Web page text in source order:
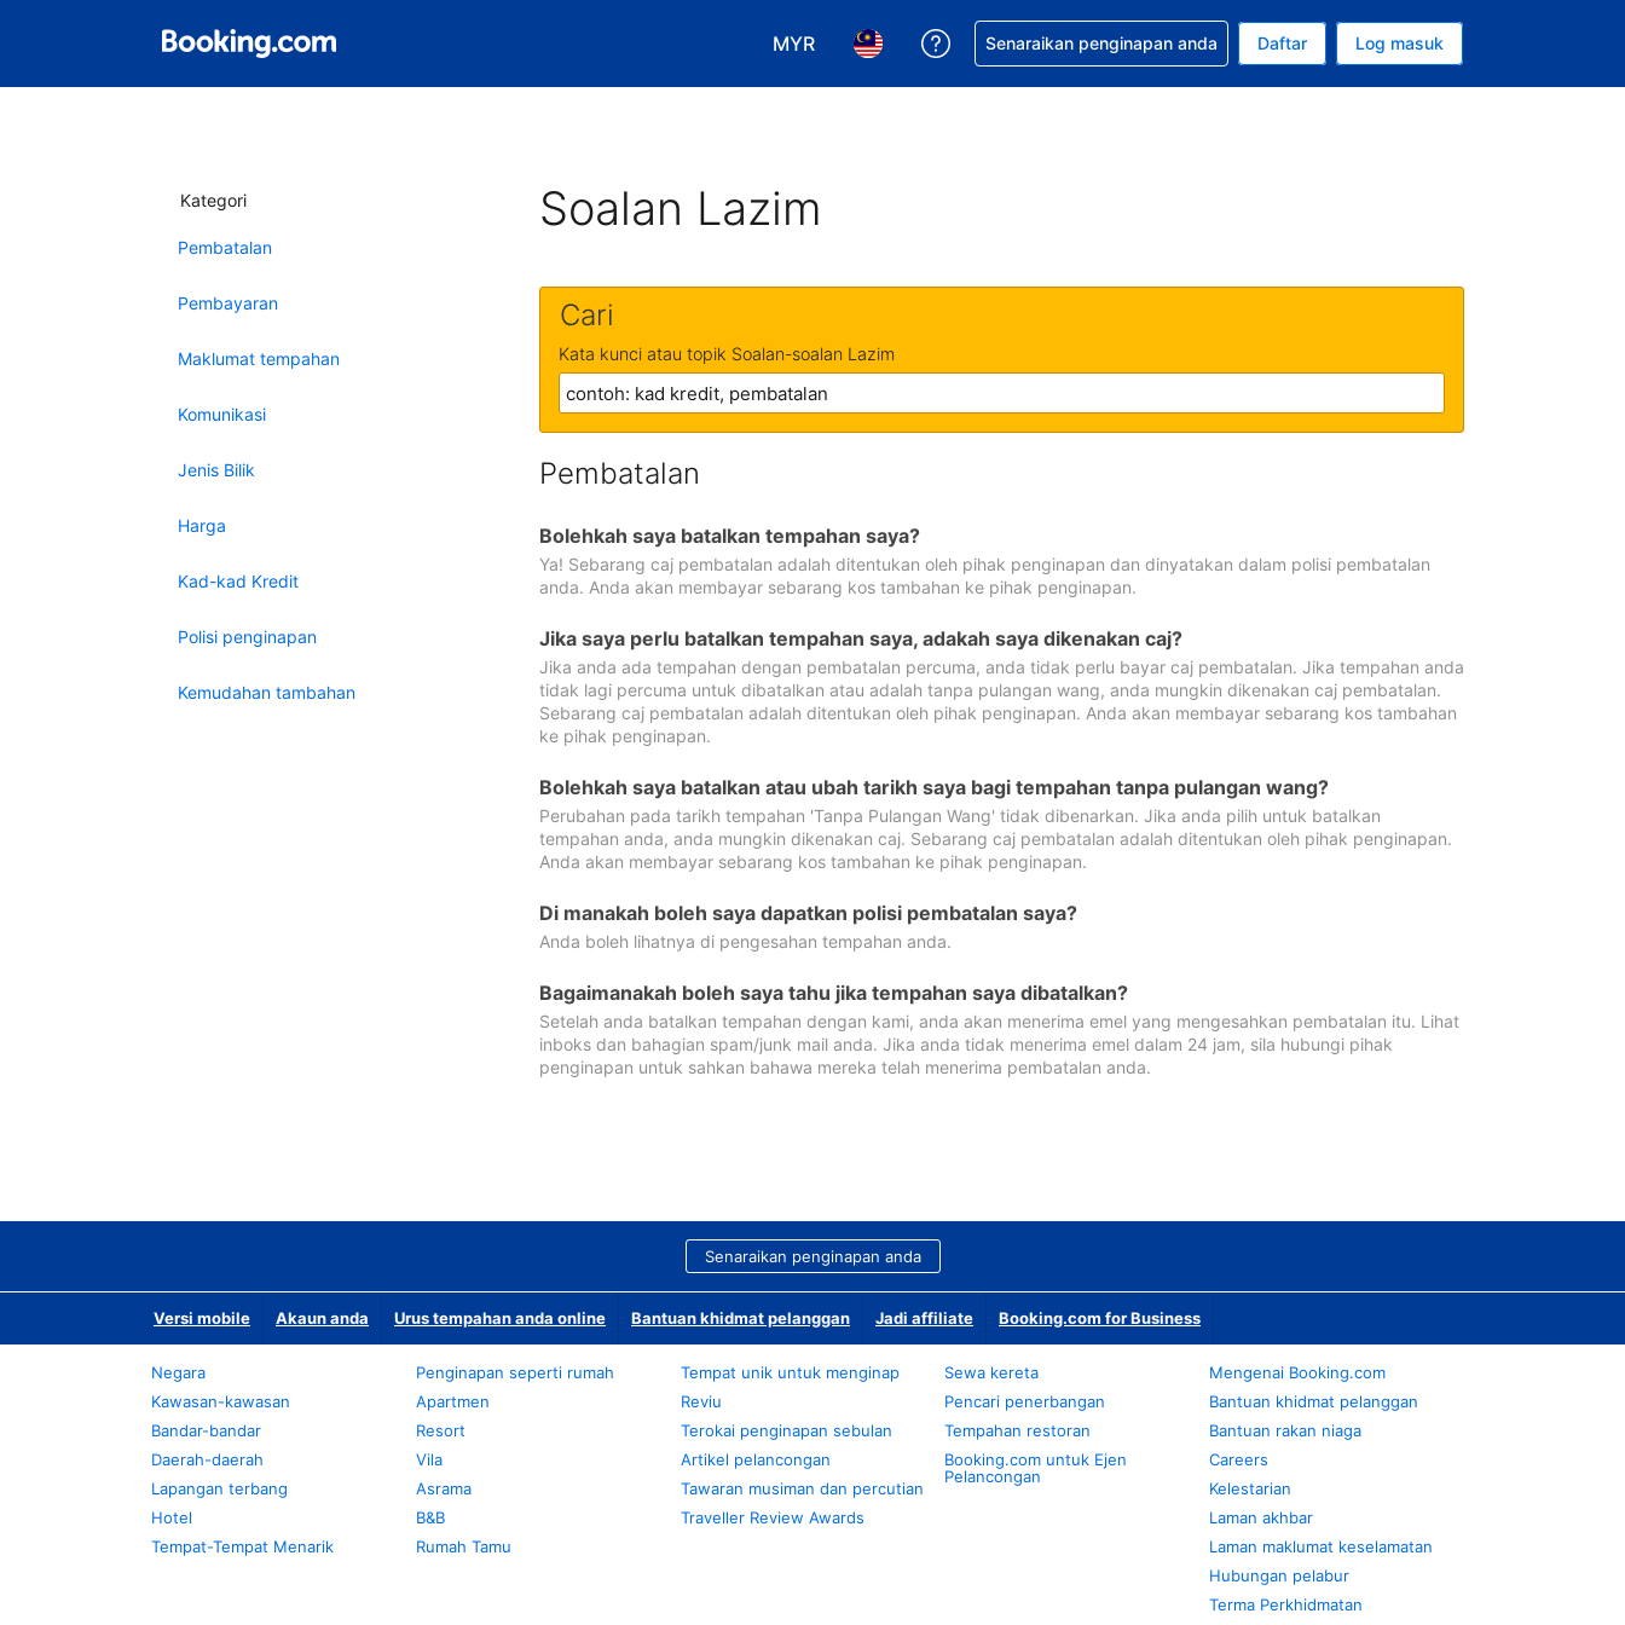
MYR
Pilih mata wang anda. Mata wang semasa anda adalah Ringgit Malaysia
Pilih bahasa anda. Bahasa semasa anda adalah Bahasa Malaysia
Dapatkan bantuan bagi tempahan anda
Senaraikan penginapan anda Daftar Log masuk
Kategori
Pembatalan
Pembayaran
Maklumat tempahan
Komunikasi
Jenis Bilik
Harga
Kad-kad Kredit
Polisi penginapan
Kemudahan tambahan
Soalan Lazim
Cari
Kata kunci atau topik Soalan-soalan Lazim
Pembatalan
Bolehkah saya batalkan tempahan saya?
Ya! Sebarang caj pembatalan adalah ditentukan oleh pihak penginapan dan dinyatakan dalam polisi pembatalan
anda. Anda akan membayar sebarang kos tambahan ke pihak penginapan.
Jika saya perlu batalkan tempahan saya, adakah saya dikenakan caj?
Jika anda ada tempahan dengan pembatalan percuma, anda tidak perlu bayar caj pembatalan. Jika tempahan anda
tidak lagi percuma untuk dibatalkan atau adalah tanpa pulangan wang, anda mungkin dikenakan caj pembatalan.
Sebarang caj pembatalan adalah ditentukan oleh pihak penginapan. Anda akan membayar sebarang kos tambahan
ke pihak penginapan.
Bolehkah saya batalkan atau ubah tarikh saya bagi tempahan tanpa pulangan wang?
Perubahan pada tarikh tempahan 'Tanpa Pulangan Wang' tidak dibenarkan. Jika anda pilih untuk batalkan
tempahan anda, anda mungkin dikenakan caj. Sebarang caj pembatalan adalah ditentukan oleh pihak penginapan.
Anda akan membayar sebarang kos tambahan ke pihak penginapan.
Di manakah boleh saya dapatkan polisi pembatalan saya?
Anda boleh lihatnya di pengesahan tempahan anda.
Bagaimanakah boleh saya tahu jika tempahan saya dibatalkan?
Setelah anda batalkan tempahan dengan kami, anda akan menerima emel yang mengesahkan pembatalan itu. Lihat
inboks dan bahagian spam/junk mail anda. Jika anda tidak menerima emel dalam 24 jam, sila hubungi pihak
penginapan untuk sahkan bahawa mereka telah menerima pembatalan anda.
Senaraikan penginapan anda
Versi mobile Akaun anda Urus tempahan anda online Bantuan khidmat pelanggan Jadi affiliate Booking.com for Business
Negara
Kawasan-kawasan
Bandar-bandar
Daerah-daerah
Lapangan terbang
Hotel
Tempat-Tempat Menarik
Penginapan seperti rumah
Apartmen
Resort
Vila
Asrama
B&B
Rumah Tamu
Tempat unik untuk menginap
Reviu
Terokai penginapan sebulan
Artikel pelancongan
Tawaran musiman dan percutian
Traveller Review Awards
Sewa kereta
Pencari penerbangan
Tempahan restoran
Booking.com untuk Ejen
Pelancongan
Mengenai Booking.com
Bantuan khidmat pelanggan
Bantuan rakan niaga
Careers
Kelestarian
Laman akhbar
Laman maklumat keselamatan
Hubungan pelabur
Terma Perkhidmatan